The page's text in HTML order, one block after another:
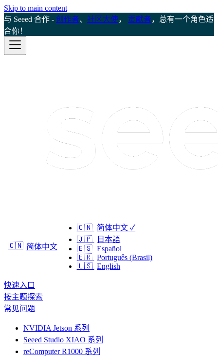
Skip to main content
与 Seeed 合作 - 创作者、 社区大使， 贡献者，总有一个角色适
合你！
🇨🇳 简体中文
🇨🇳 简体中文 ✓
🇯🇵
日本語
🇪🇸 Español
🇧🇷 Português (Brasil)
🇺🇸 English
快速入口
按主题探索
常见问题
NVIDIA Jetson 系列
Seeed Studio XIAO 系列
reComputer R1000 系列